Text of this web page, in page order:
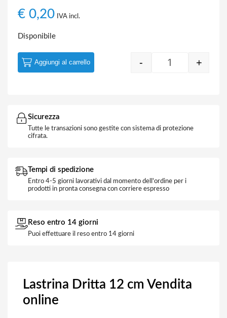
€ 0,20 IVA incl.
Disponibile
Quantity
- +
Aggiungi al carrello
Sicurezza
Tutte le transazioni sono gestite con sistema di protezione
cifrata.
Tempi di spedizione
Entro 4-5 giorni lavorativi dal momento dell'ordine per i
prodotti in pronta consegna con corriere espresso
Reso entro 14 giorni
Puoi effettuare il reso entro 14 giorni
Lastrina Dritta 12 cm Vendita
online